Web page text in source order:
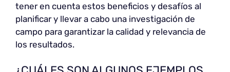
tener en cuenta estos beneficios y desafíos al
planificar y llevar a cabo una investigación de
campo para garantizar la calidad y relevancia de
los resultados.